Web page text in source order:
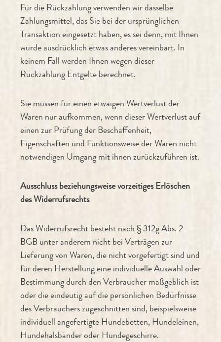
Für die Rückzahlung verwenden wir dasselbe
Zahlungsmittel, das Sie bei der ursprünglichen
Transaktion eingesetzt haben, es sei denn, mit Ihnen
wurde ausdrücklich etwas anderes vereinbart. In
keinem Fall werden Ihnen wegen dieser
Rückzahlung Entgelte berechnet.
Sie müssen für einen etwaigen Wertverlust der
Waren nur aufkommen, wenn dieser Wertverlust auf
einen zur Prüfung der Beschaffenheit,
Eigenschaften und Funktionsweise der Waren nicht
notwendigen Umgang mit ihnen zurückzuführen ist.
Ausschluss beziehungsweise vorzeitiges Erlöschen
des Widerrufsrechts
Das Widerrufsrecht besteht nach § 312g Abs. 2
BGB unter anderem nicht bei Verträgen zur
Lieferung von Waren, die nicht vorgefertigt sind und
für deren Herstellung eine individuelle Auswahl oder
Bestimmung durch den Verbraucher maßgeblich ist
oder die eindeutig auf die persönlichen Bedürfnisse
des Verbrauchers zugeschnitten sind, beispielsweise
individuell angefertigte Hundebetten, Hundeleinen,
Hundehalsbänder oder Hundegeschirre.